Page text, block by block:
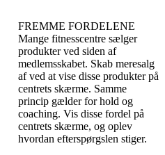
FREMME FORDELENE
Mange fitnesscentre sælger
produkter ved siden af
medlemsskabet. Skab meresalg
af ved at vise disse produkter på
centrets skærme. Samme
princip gælder for hold og
coaching. Vis disse fordel på
centrets skærme, og oplev
hvordan efterspørgslen stiger.